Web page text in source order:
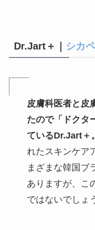
Dr.Jart＋｜ シカ
皮膚科医者と皮
たので「ドクタ
ているDr.Jart＋。
れたスキンケア
まざまな韓国ブ
ありますが、こ
ではないでしょ